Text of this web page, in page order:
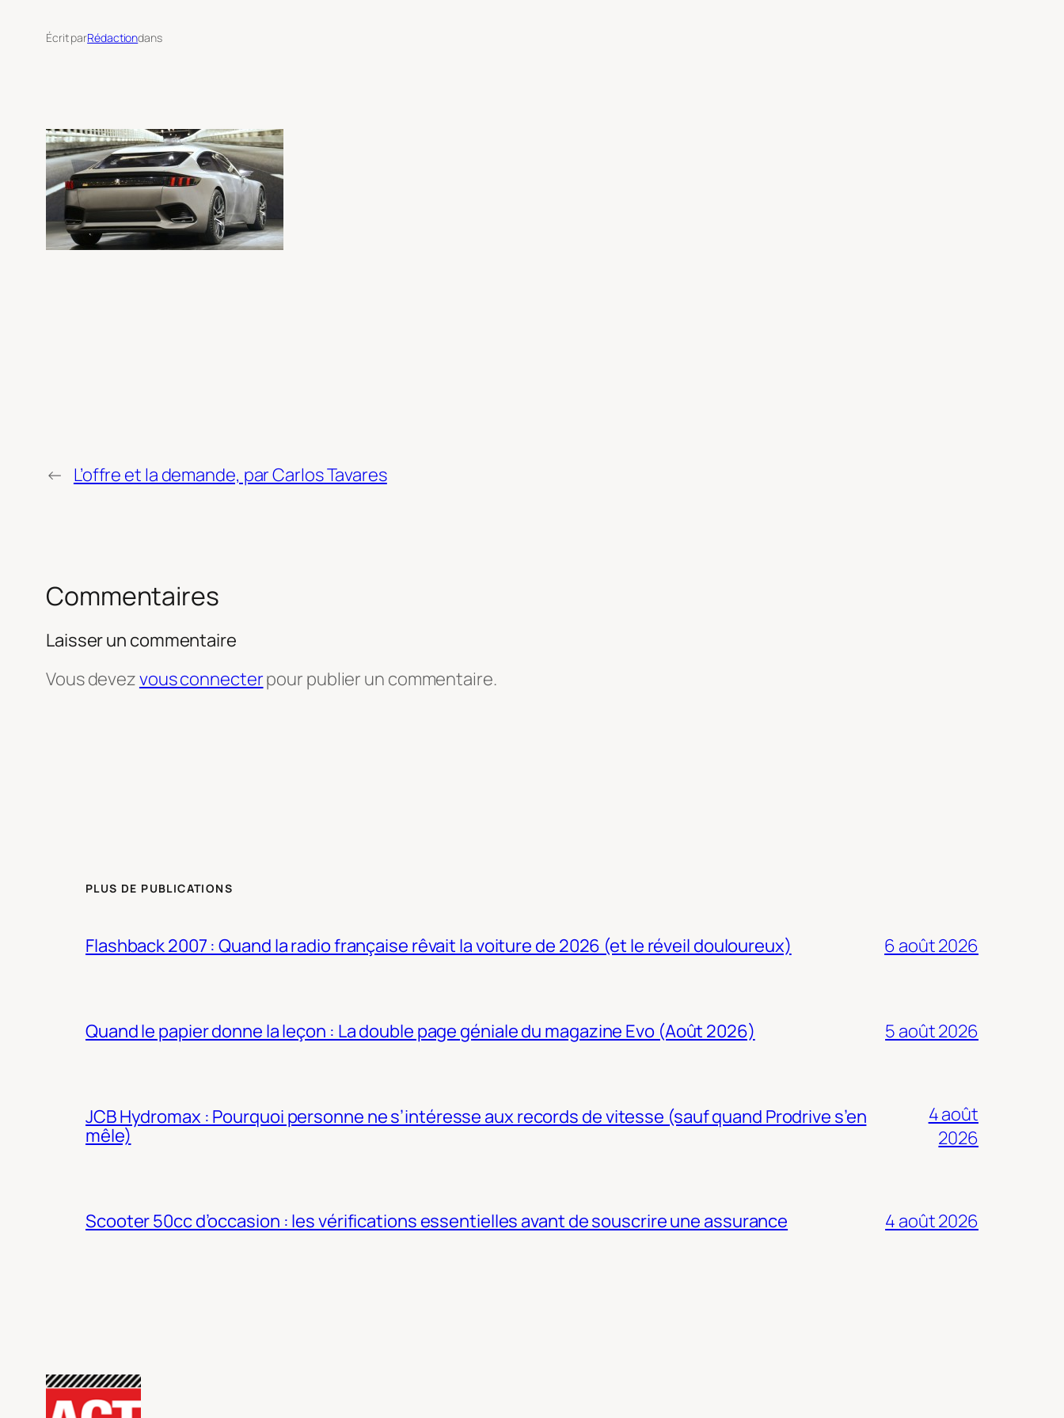
Écrit parRédactiondans
← L’offre et la demande, par Carlos Tavares
Commentaires
Laisser un commentaire
Vous devezvous connecterpour publier un commentaire.
PLUS DE PUBLICATIONS
Flashback 2007 : Quand la radio française rêvait la voiture de 2026 (et le réveil douloureux) 6 août 2026
Quand le papier donne la leçon : La double page géniale du magazine Evo (Août 2026) 5 août 2026
JCB Hydromax : Pourquoi personne ne s’intéresse aux records de vitesse (sauf quand Prodrive s’en
mêle)
4 août
2026
Scooter 50cc d’occasion : les vérifications essentielles avant de souscrire une assurance 4 août 2026